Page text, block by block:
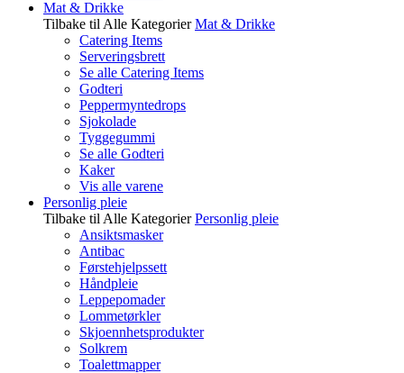
Mat & Drikke
Tilbake til Alle Kategorier Mat & Drikke
Catering Items
Serveringsbrett
Se alle Catering Items
Godteri
Peppermyntedrops
Sjokolade
Tyggegummi
Se alle Godteri
Kaker
Vis alle varene
Personlig pleie
Tilbake til Alle Kategorier Personlig pleie
Ansiktsmasker
Antibac
Førstehjelpssett
Håndpleie
Leppepomader
Lommetørkler
Skjoennhetsprodukter
Solkrem
Toalettmapper